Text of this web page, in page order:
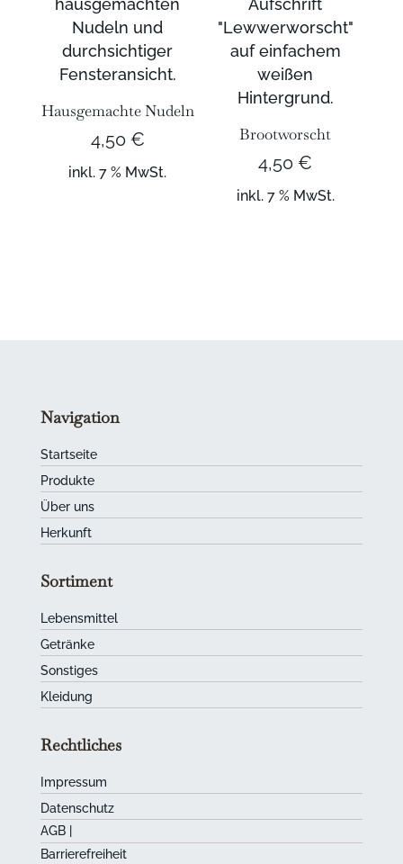
Hausgemachte Nudeln
4,50 €
inkl. 7 % MwSt.
Brootworscht
4,50€
inkl. 7 % MwSt.
Navigation
Startseite
Produkte
Über uns
Herkunft
Sortiment
Lebensmittel
Getränke
Sonstiges
Kleidung
Rechtliches
Impressum
Datenschutz
AGB|
Barrierefreiheit